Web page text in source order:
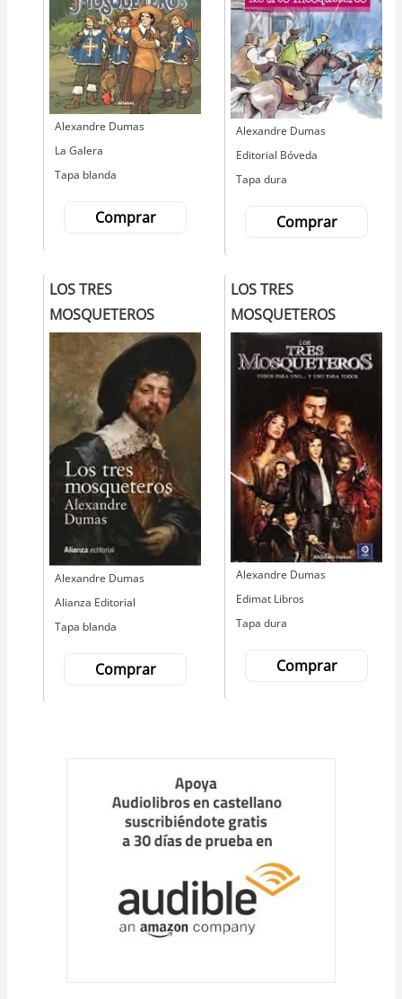
Autor
Alexandre Dumas
Editorial
La Galera
Tapa blanda
Comprar
Autor
Alexandre Dumas
Editorial
Editorial Bóveda
Tapa dura
Comprar
LOS TRES
MOSQUETEROS
Autor
Alexandre Dumas
Editorial
Alianza Editorial
Tapa blanda
Comprar
LOS TRES
MOSQUETEROS
Autor
Alexandre Dumas
Editorial
Edimat Libros
Tapa dura
Comprar